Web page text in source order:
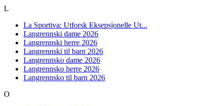
L
La Sportiva: Utforsk Eksepsjonelle Ut...
Langrennski dame 2026
Langrennski herre 2026
Langrennski til barn 2026
Langrennsko dame 2026
Langrennsko herre 2026
Langrennsko til barn 2026
O